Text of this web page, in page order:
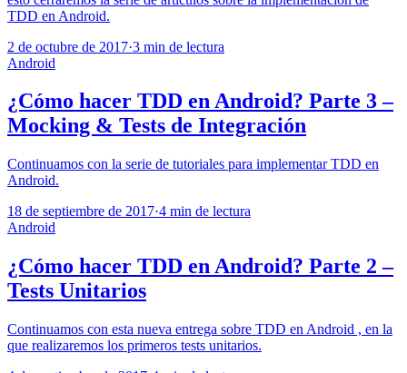
TDD en Android.
2 de octubre de 2017·3 min de lectura
Android
¿Cómo hacer TDD en Android? Parte 3 –
Mocking & Tests de Integración
Continuamos con la serie de tutoriales para implementar TDD en
Android.
18 de septiembre de 2017·4 min de lectura
Android
¿Cómo hacer TDD en Android? Parte 2 –
Tests Unitarios
Continuamos con esta nueva entrega sobre TDD en Android , en la
que realizaremos los primeros tests unitarios.